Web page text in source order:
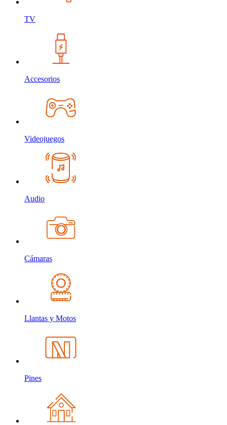
TV
Accesorios
Videojuegos
Audio
Cámaras
Llantas y Motos
Pines